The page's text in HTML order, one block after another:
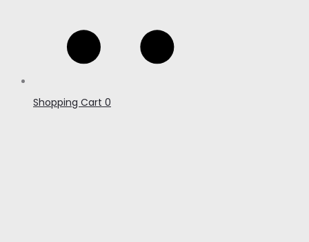
Shopping Cart 0